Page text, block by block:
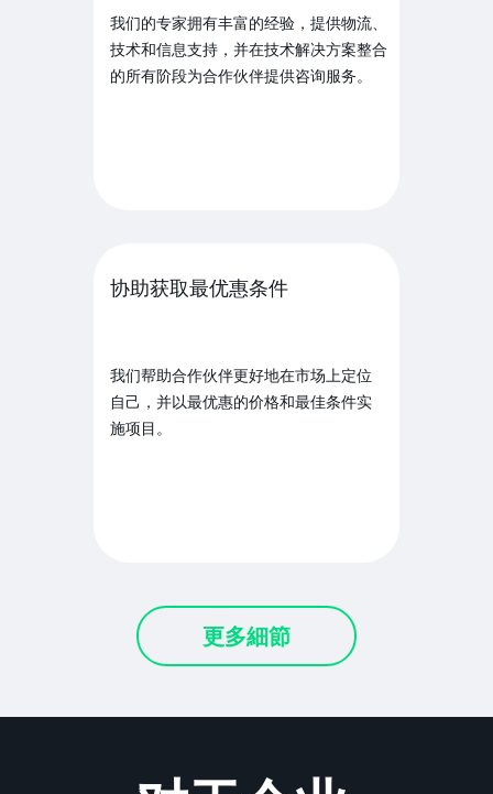
我们的专家拥有丰富的经验，提供物流、
技术和信息支持，并在技术解决方案整合
的所有阶段为合作伙伴提供咨询服务。
协助获取最优惠条件
我们帮助合作伙伴更好地在市场上定位
自己，并以最优惠的价格和最佳条件实
施项目。
更多細節